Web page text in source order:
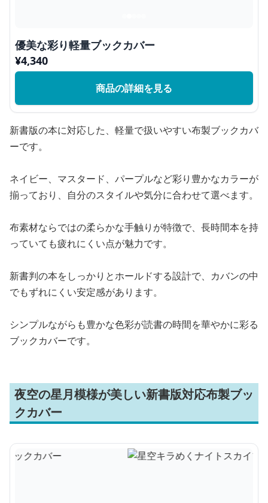
優美な彩り軽量ブックカバー
¥4,340
商品の詳細を見る
新書版の本に対応した、軽量で扱いやすい布製ブックカバ
ーです。
ネイビー、マスタード、パープルなど彩り豊かなカラーが
揃っており、自分のスタイルや気分に合わせて選べます。
布素材ならではの柔らかな手触りが特徴で、長時間本を持
っていても疲れにくい点が魅力です。
新書判の本をしっかりとホールドする設計で、カバンの中
でもずれにくい安定感があります。
シンプルながらも豊かな色彩が読書の時間を華やかに彩る
ブックカバーです。
夜空の星月模様が美しい新書版対応布製ブッ
クカバー